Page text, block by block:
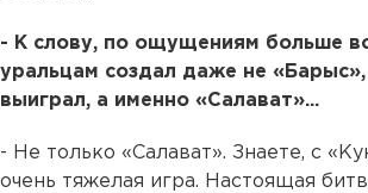
- К слову, по ощущениям больше
уральцам создал даже не
выиграл, а именно «Салават»...
- Не только «Салават». Знаете, с
очень тяжелая игра. Настоящая